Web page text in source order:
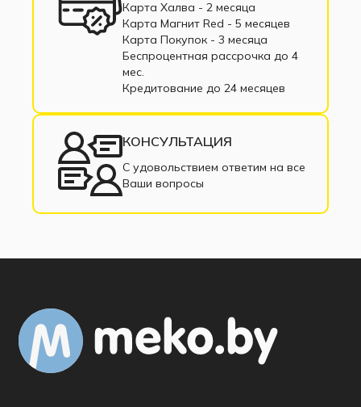
Карта Халва - 2 месяца
Карта Магнит Red - 5 месяцев
Карта Покупок - 3 месяца
Беспроцентная рассрочка до 4
мес.
Кредитование до 24 месяцев
КОНСУЛЬТАЦИЯ
С удовольствием ответим на все
Ваши вопросы